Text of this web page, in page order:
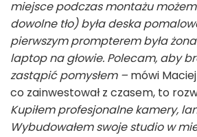
miejsce podczas montażu
dowolne tło) była deska
pierwszym prompterem była
laptop na głowie. Polecam, aby
zastąpić pomysłem – mówi
co zainwestował z czasem, to
Kupiłem profesjonalne kamery,
Wybudowałem swoje studio w